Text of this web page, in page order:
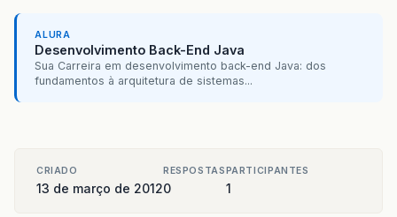
ALURA
Desenvolvimento Back-End Java
Sua Carreira em desenvolvimento back-end Java: dos
fundamentos à arquitetura de sistemas...
CRIADO
13 de março de 2012
RESPOSTAS
0
PARTICIPANTES
1